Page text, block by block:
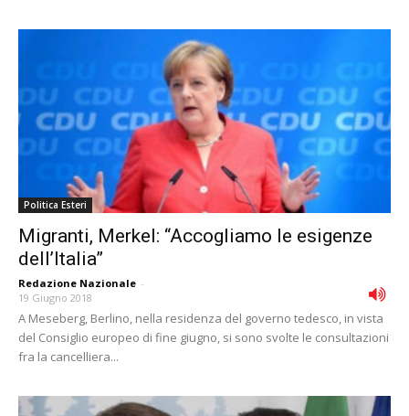
Politica Esteri
Migranti, Merkel: “Accogliamo le esigenze
dell’Italia”
Redazione Nazionale -
19 Giugno 2018
A Meseberg, Berlino, nella residenza del governo tedesco, in vista
del Consiglio europeo di fine giugno, si sono svolte le consultazioni
fra la cancelliera...